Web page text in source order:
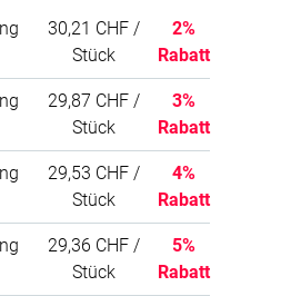
zu verhindern ist.
Marke der BASF
30,21 CHF /
Stück
2%
Rabatt
29,87 CHF /
Stück
3%
Rabatt
29,53 CHF /
Stück
4%
Rabatt
29,36 CHF /
Stück
5%
Rabatt